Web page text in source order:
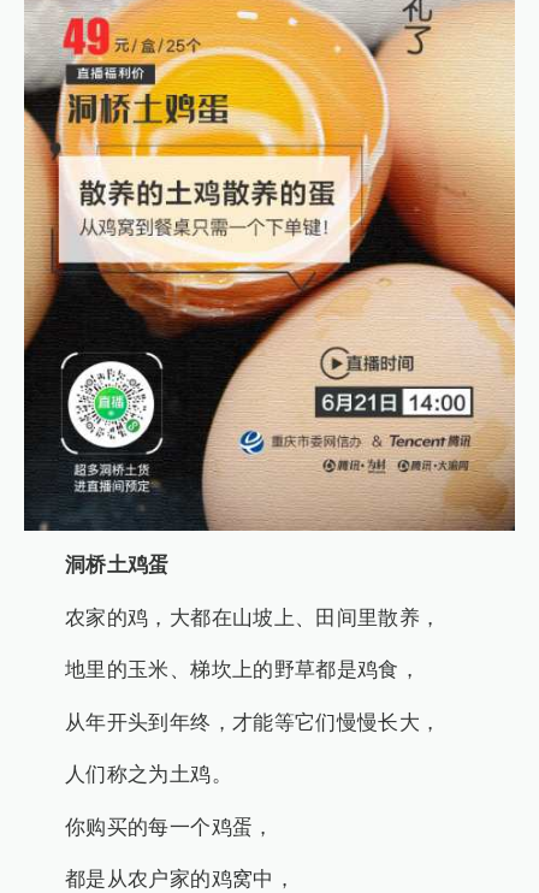
洞桥土鸡蛋
农家的鸡，大都在山坡上、田间里散养，
地里的玉米、梯坎上的野草都是鸡食，
从年开头到年终，才能等它们慢慢长大，
人们称之为土鸡。
你购买的每一个鸡蛋，
都是从农户家的鸡窝中，